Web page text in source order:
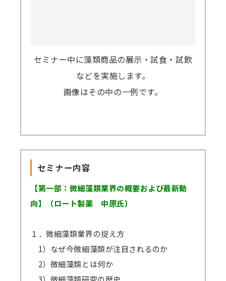
セミナー中に藻類商品の展示・試食・試飲
などを実施します。
画像はその中の一例です。
セミナー内容
【第一部：微細藻類業界の概要および最新動
向】（ロート製薬 中原氏）
１．微細藻類業界の捉え方
1）なぜ今微細藻類が注目されるのか
2）微細藻類とは何か